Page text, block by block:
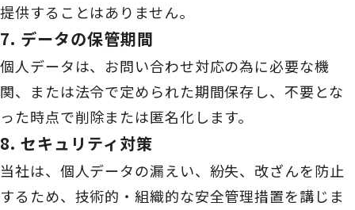
提供することはありません。
7. データの保管期間
個人データは、お問い合わせ対応の為に必要な機
関、または法令で定められた期間保存し、不要とな
った時点で削除または匿名化します。
8. セキュリティ対策
当社は、個人データの漏えい、紛失、改ざんを防止
するため、技術的・組織的な安全管理措置を講じま